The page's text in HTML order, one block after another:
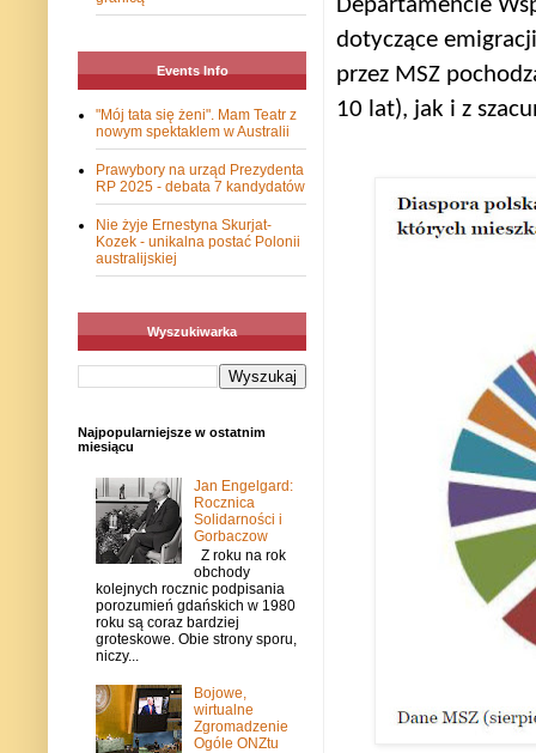
Departamencie
dotyczące
przez MSZ
10 lat), jak i z
Events Info
"Mój tata się żeni". Mam Teatr z
nowym spektaklem w Australii
Prawybory na urząd Prezydenta
RP 2025 - debata 7 kandydatów
Nie żyje Ernestyna Skurjat-
Kozek - unikalna postać Polonii
australijskiej
Wyszukiwarka
Najpopularniejsze w ostatnim
miesiącu
Jan Engelgard:
Rocznica
Solidarności i
Gorbaczow
Z roku na rok
obchody
kolejnych rocznic podpisania
porozumień gdańskich w 1980
roku są coraz bardziej
groteskowe. Obie strony sporu,
niczy...
Bojowe,
wirtualne
Zgromadzenie
Ogóle ONZtu